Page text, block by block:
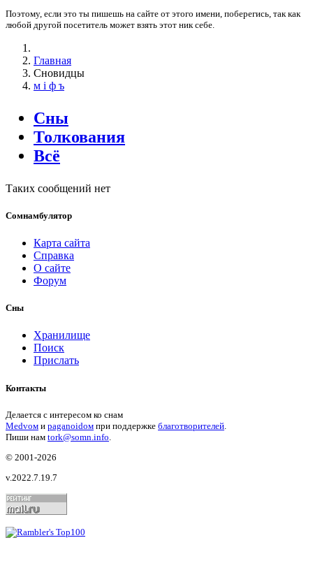
Поэтому, если это ты пишешь на сайте от этого имени, поберегись , так как
любой другой посетитель может взять этот ник себе.
Главная
Сновидцы
м i ф ъ
Сны
Толкования
Всё
Таких сообщений нет
Сомнамбулятор
Карта сайта
Справка
О сайте
Форум
Сны
Хранилище
Поиск
Прислать
Контакты
Делается с интересом ко снам
Medvом и paganoidом при поддержке благотворителей
Пиши нам tork@somn.info
© 2001-2026
v.2022.7.19.7